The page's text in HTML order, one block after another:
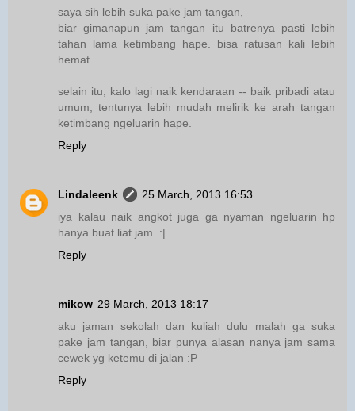
saya sih lebih suka pake jam tangan,
biar gimanapun jam tangan itu batrenya pasti lebih
tahan lama ketimbang hape. bisa ratusan kali lebih
hemat.
selain itu, kalo lagi naik kendaraan -- baik pribadi atau
umum, tentunya lebih mudah melirik ke arah tangan
ketimbang ngeluarin hape.
Reply
Lindaleenk
25 March, 2013 16:53
iya kalau naik angkot juga ga nyaman ngeluarin hp
hanya buat liat jam. :|
Reply
mikow 29 March, 2013 18:17
aku jaman sekolah dan kuliah dulu malah ga suka
pake jam tangan, biar punya alasan nanya jam sama
cewek yg ketemu di jalan :P
Reply